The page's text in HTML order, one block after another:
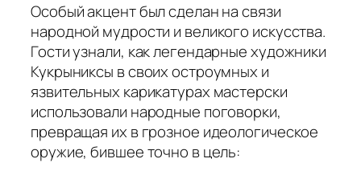
Особый акцент был сделан на связи
народной мудрости и великого искусства.
Гости узнали, как легендарные художники
Кукрыниксы в своих остроумных и
язвительных карикатурах мастерски
использовали народные поговорки,
превращая их в грозное идеологическое
оружие, бившее точно в цель: